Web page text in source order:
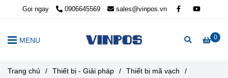
Trang chủ / Thiết bị - Giải pháp / Thiết bị mã vạch
/
Gọi ngay 0906645569 sales@vinpos.vn
0
MENU